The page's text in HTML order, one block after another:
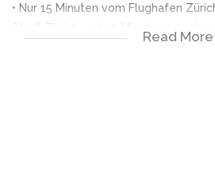
• Nur 15 Minuten vom Flughafen
Read More